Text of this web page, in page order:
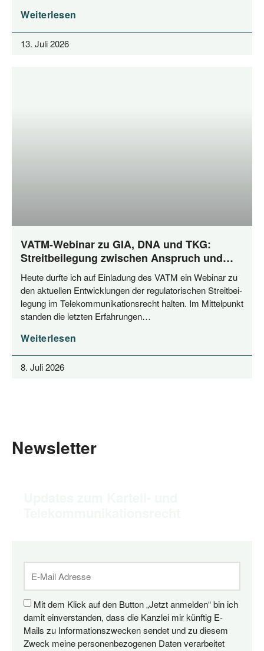
Weiterlesen
13. Juli 2026
VATM-Webinar zu GIA, DNA und TKG:
Streitbeilegung zwischen Anspruch und
Praxis
Heu­te durf­te ich auf Ein­la­dung des VATM ein Web­i­nar zu
den aktu­el­len Ent­wick­lun­gen der regu­la­to­ri­schen Streit­bei­
le­gung im Tele­kom­mu­ni­ka­ti­ons­recht hal­ten. Im Mit­tel­punkt
stan­den die letz­ten Erfahrungen…
Weiterlesen
8. Juli 2026
Newsletter
Mit dem Klick auf den Button „Jetzt anmelden“ bin ich
damit einverstanden, dass die Kanzlei mir künftig E-
Mails zu Informationszwecken sendet und zu diesem
Zweck meine personenbezogenen Daten verarbeitet